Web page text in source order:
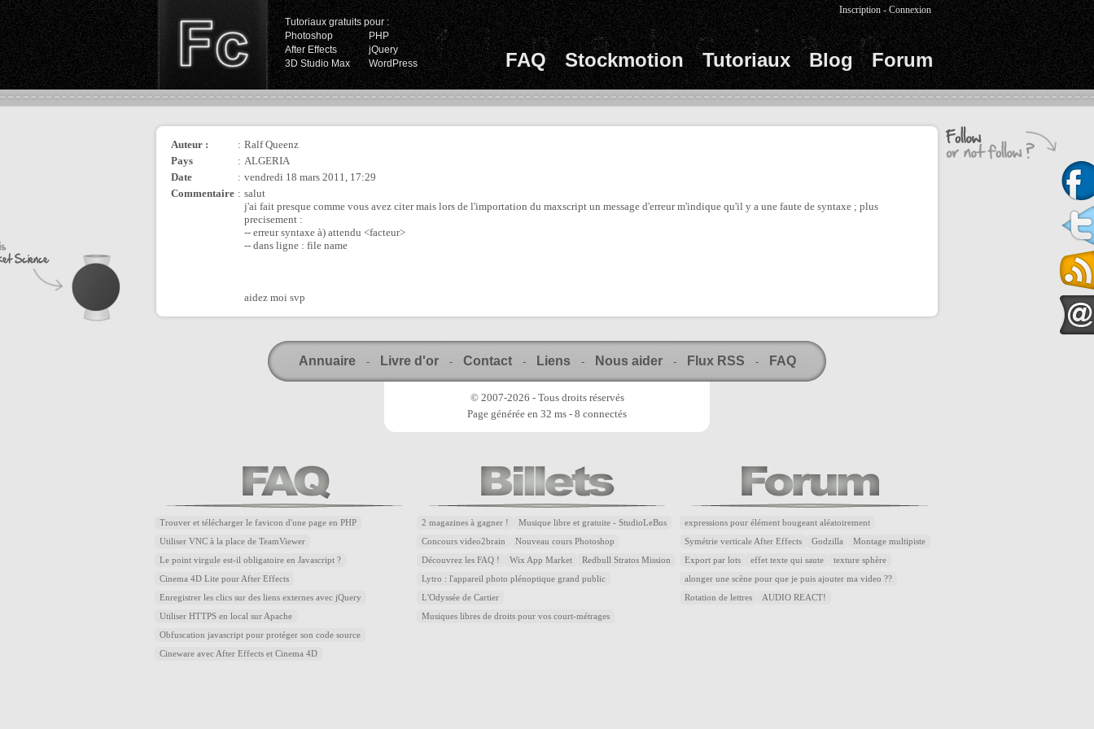
Tutoriaux gratuits pour :
Photoshop
PHP
After Effects
jQuery
3D Studio Max
WordPress FAQ Stockmotion Tutoriaux Blog Forum
Inscription -Connexion
Auteur : : Ralf Queenz
Pays
: ALGERIA
Date
: vendredi 18 mars 2011, 17:29
Commentaire : salut
j'ai fait presque comme vous avez citer mais lors de l'importation du maxscript un message d'erreur m'indique qu'il y a une faute de syntaxe ; plus
precisement :
-- erreur syntaxe à) attendu <facteur>
-- dans ligne : file name
aidez moi svp
Annuaire - Livre d'or - Contact - Liens - Nous aider - Flux RSS - FAQ
© 2007-2026 - Tous droits réservés
Page générée en 32 ms - 8 connectés
Trouver et télécharger le favicon d'une page en PHP
Utiliser VNC à la place de TeamViewer
Le point virgule est-il obligatoire en Javascript ?
Cinema 4D Lite pour After Effects
Enregistrer les clics sur des liens externes avec jQuery
Utiliser HTTPS en local sur Apache
Obfuscation javascript pour protéger son code source
Cineware avec After Effects et Cinema 4D
2 magazines à gagner ! Musique libre et gratuite - StudioLeBus
Concours video2brain Nouveau cours Photoshop
Découvrez les FAQ ! Wix App Market Redbull Stratos Mission
Lytro : l'appareil photo plénoptique grand public
L'Odyssée de Cartier
Musiques libres de droits pour vos court-métrages
expressions pour élément bougeant aléatoirement
Symétrie verticale After Effects Godzilla Montage multipiste
Export par lots effet texte qui saute texture sphère
alonger une scène pour que je puis ajouter ma video ??
Rotation de lettres AUDIO REACT!